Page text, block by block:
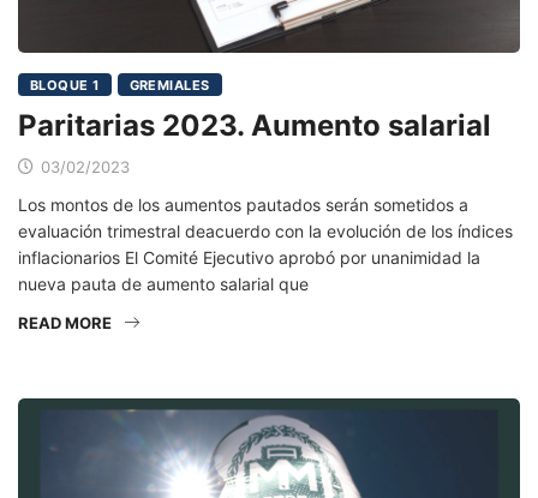
BLOQUE 1 GREMIALES
Paritarias 2023. Aumento salarial
03/02/2023
Los montos de los aumentos pautados serán sometidos a
evaluación trimestral deacuerdo con la evolución de los índices
inflacionarios El Comité Ejecutivo aprobó por unanimidad la
nueva pauta de aumento salarial que
READ MORE